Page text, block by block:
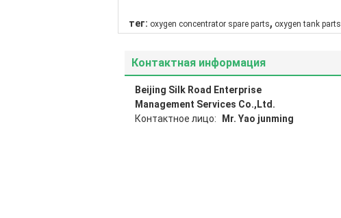
тег: oxygen concentrator spare parts, oxygen tank parts
Контактная информация
Beijing Silk Road Enterprise
Management Services Co.,Ltd.
Контактное лицо:
Mr. Yao junming